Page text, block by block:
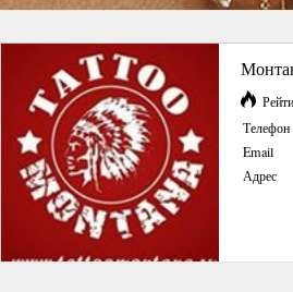
Телефон
Email
Адрес